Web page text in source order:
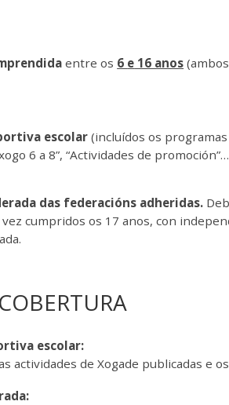
entre os 6 e 16 anos
escolar(incluídos os programas
6 a 8”, “Actividades de
das federacións adheridas.
cumpridos os 17 anos, con
escolar:
actividades de Xogade publicadas e